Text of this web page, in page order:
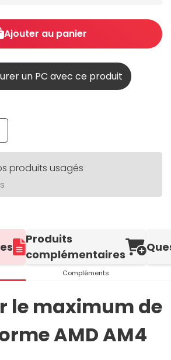
Ajouter au panier
un PC avec ce produit
produits usagés
Produits
complémentaires
Compléments
le maximum de
AMD AM4